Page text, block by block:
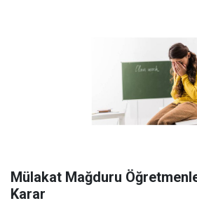
Mülakat Mağduru
Karar